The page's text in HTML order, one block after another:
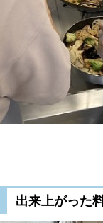
出来上がった